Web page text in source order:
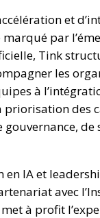
et
par
Tink
les
à
des
gouvernance, de
en IA et
avec
à profit